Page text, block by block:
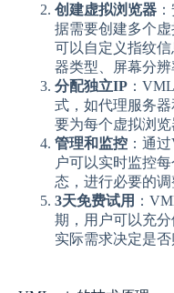
创建虚拟浏览器
据需要创建多个
可以自定义指纹
器类型、屏幕分辨
分配独立IP ：
式，如代理服务
要为每个虚拟浏览
管理和监控 ：通
户可以实时监控
态，进行必要的调
3天免费试用 ：
期，用户可以充
实际需求决定是否